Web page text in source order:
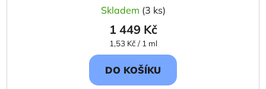
Skladem (3 ks)
1 449 Kč
Měrná
cena:
1,53 Kč / 1 ml
DO KOŠÍKU